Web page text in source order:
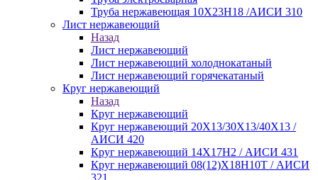
Труба нержавеющая 10Х23Н18 /АИСИ 310
Лист нержавеющий
Назад
Лист нержавеющий
Лист нержавеющий холоднокатаный
Лист нержавеющий горячекатаный
Круг нержавеющий
Назад
Круг нержавеющий
Круг нержавеющий 20Х13/30Х13/40Х13 /
АИСИ 420
Круг нержавеющий 14Х17Н2 / АИСИ 431
Круг нержавеющий 08(12)Х18Н10Т / АИСИ
321